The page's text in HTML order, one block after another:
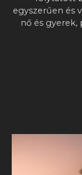
egyszerűen és
nő és